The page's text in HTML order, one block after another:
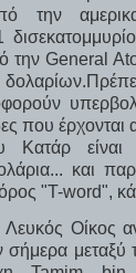
την
την General
που
Κατάρ
και
"T-word",
Οίκος
μεταξύ